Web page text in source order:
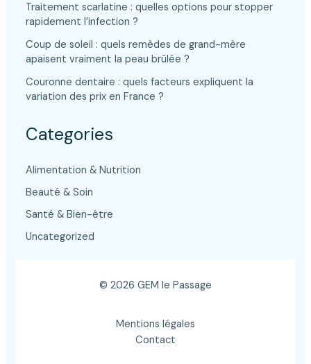
Traitement scarlatine : quelles options pour stopper
rapidement l’infection ?
Coup de soleil : quels remèdes de grand-mère
apaisent vraiment la peau brûlée ?
Couronne dentaire : quels facteurs expliquent la
variation des prix en France ?
Categories
Alimentation & Nutrition
Beauté & Soin
Santé & Bien-être
Uncategorized
© 2026 GEM le Passage
Mentions légales
Contact